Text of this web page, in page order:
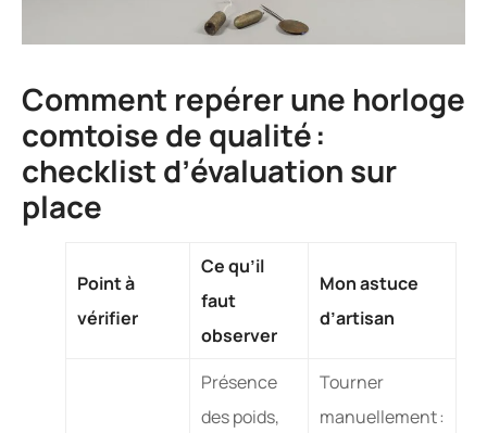
Comment repérer une horloge
comtoise de qualité :
checklist d’évaluation sur
place
Point à
vérifier
Ce qu’il
faut
observer
Mon astuce
d’artisan
Présence
des poids,
Tourner
manuellement :